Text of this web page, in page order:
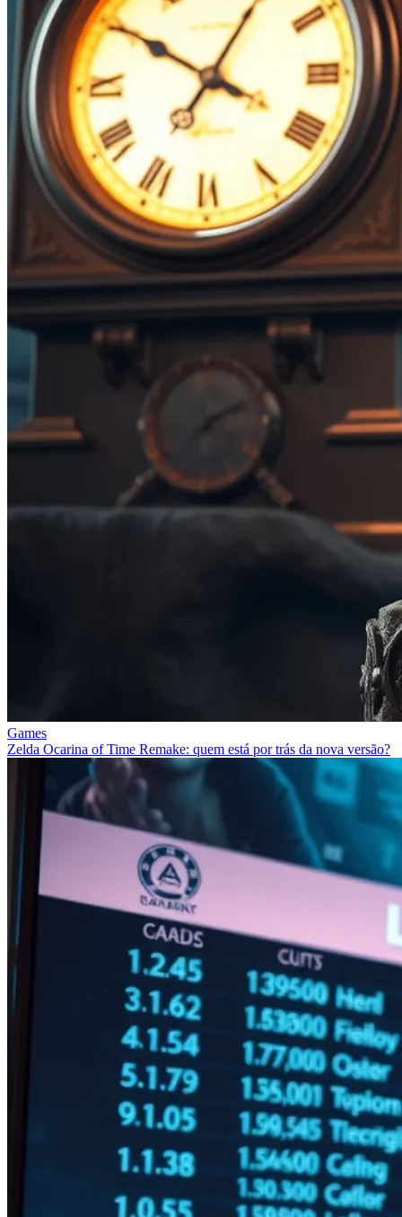
Games
Zelda Ocarina of Time Remake: quem está por trás da nova versão?